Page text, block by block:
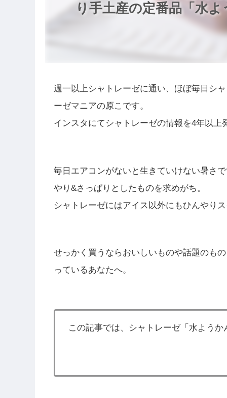
り手土産の定番品「水
週一以上シャトレーゼに通い、ほぼ毎日シ
ーゼマニアの原こです。
インスタにてシャトレーゼの情報を4年以上
毎日エアコンがないと生きていけない暑さ
やり&さっぱりとしたものを求めがち。
シャトレーゼにはアイス以外にもひんやり
せっかく買うならおいしいものや話題のも
っているあなたへ。
この記事では、シャトレーゼ「水よう